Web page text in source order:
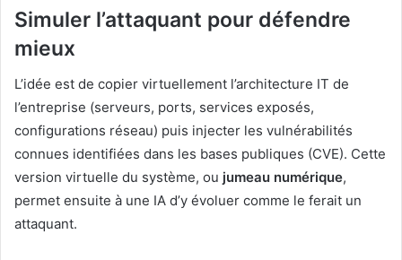
Simuler l’attaquant pour défendre
mieux
L’idée est de copier virtuellement l’architecture IT de
l’entreprise (serveurs, ports, services exposés,
configurations réseau) puis injecter les vulnérabilités
connues identifiées dans les bases publiques (CVE). Cette
version virtuelle du système, ou jumeau numérique,
permet ensuite à une IA d’y évoluer comme le ferait un
attaquant.